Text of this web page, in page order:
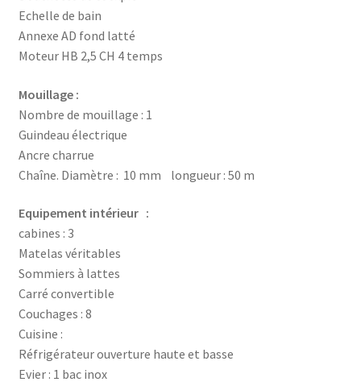
Echelle de bain
Annexe AD fond latté
Moteur HB 2,5 CH 4 temps
Mouillage :
Nombre de mouillage : 1
Guindeau électrique
Ancre charrue
Chaîne. Diamètre : 10 mm longueur : 50 m
Equipement intérieur :
cabines : 3
Matelas véritables
Sommiers à lattes
Carré convertible
Couchages : 8
Cuisine :
Réfrigérateur ouverture haute et basse
Evier : 1 bac inox